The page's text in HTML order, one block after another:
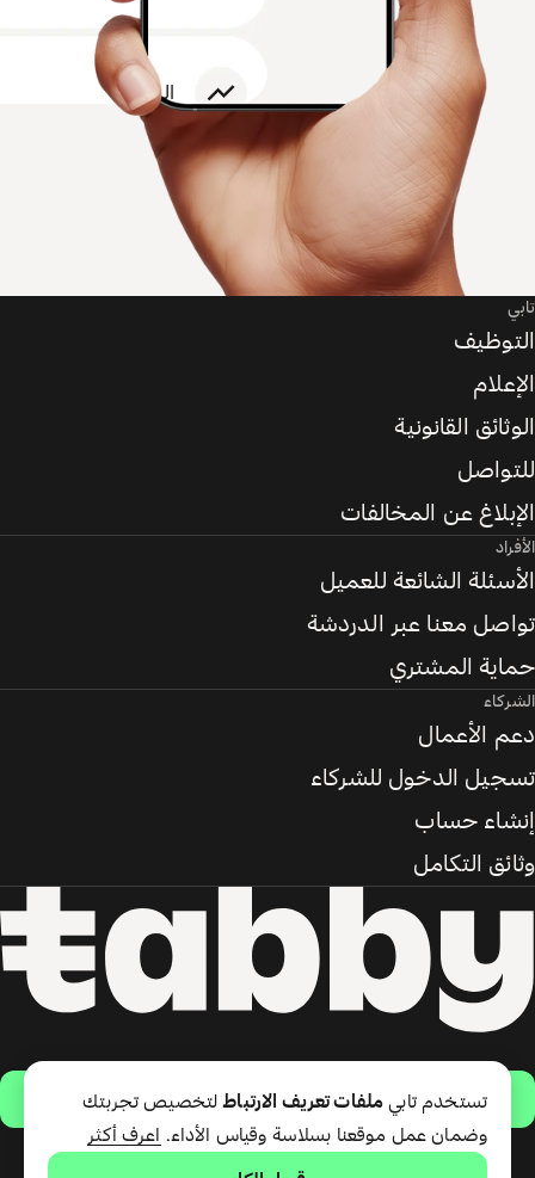
حمّل التطبيق
تابي
التوظيف
الإعلام
الوثائق القانونية
للتواصل
الإبلاغ عن المخالفات
الأفراد
الأسئلة الشائعة للعميل
تواصل معنا عبر الدردشة
حماية المشتري
الشركاء
دعم الأعمال
تسجيل الدخول للشركاء
إنشاء حساب
وثائق التكامل
تستخدم تابي ملفات تعريف الارتباطلتخصيص تجربتك
وضمان عمل موقعنا بسلاسة وقياس الأداء.
اعرف أكثر